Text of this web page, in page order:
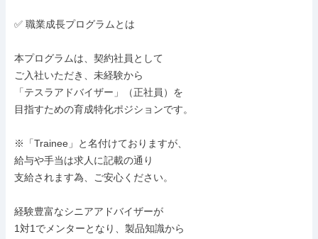
✅ 職業成長プログラムとは
本プログラムは、契約社員として
ご入社いただき、未経験から
「テスラアドバイザー」（正社員）を
目指すための育成特化ポジションです。
※「Trainee」と名付けておりますが、
給与や手当は求人に記載の通り
支給されます為、ご安心ください。
経験豊富なシニアアドバイザーが
1対1でメンターとなり、製品知識から